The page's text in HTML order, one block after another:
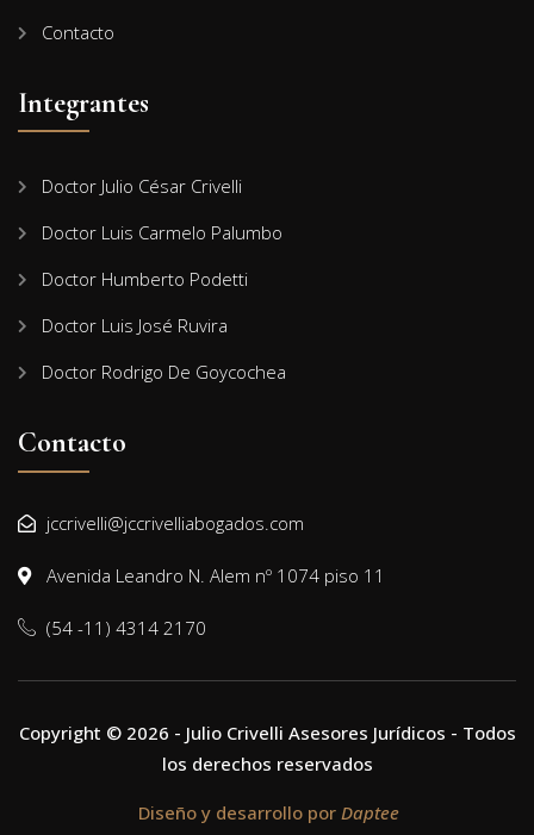
Contacto
Integrantes
Doctor Julio César Crivelli
Doctor Luis Carmelo Palumbo
Doctor Humberto Podetti
Doctor Luis José Ruvira
Doctor Rodrigo De Goycochea
Contacto
jccrivelli@jccrivelliabogados.com
Avenida Leandro N. Alem nº 1074 piso 11
(54 -11) 4314 2170
Copyright © 2026 - Julio Crivelli Asesores Jurídicos - Todos
los derechos reservados
Diseño y desarrollo por Daptee